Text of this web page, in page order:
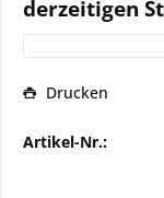
derzeitigen
Drucken
Artikel-Nr.: